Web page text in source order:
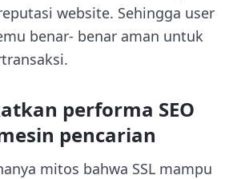
website. Sehingga user
benar- benar aman untuk
performa SEO
pencarian
mitos bahwa SSL mampu